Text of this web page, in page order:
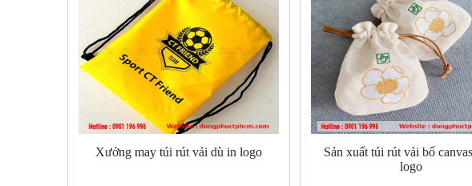
Xưởng may túi rút vải dù in logo
Sản xuất túi rút vải bố
logo